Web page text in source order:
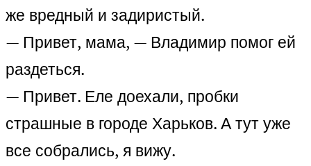
же вредный и задиристый.
— Привет, мама, — Владимир помог ей
раздеться.
— Привет. Еле доехали, пробки
страшные в городе Харьков. А тут уже
все собрались, я вижу.